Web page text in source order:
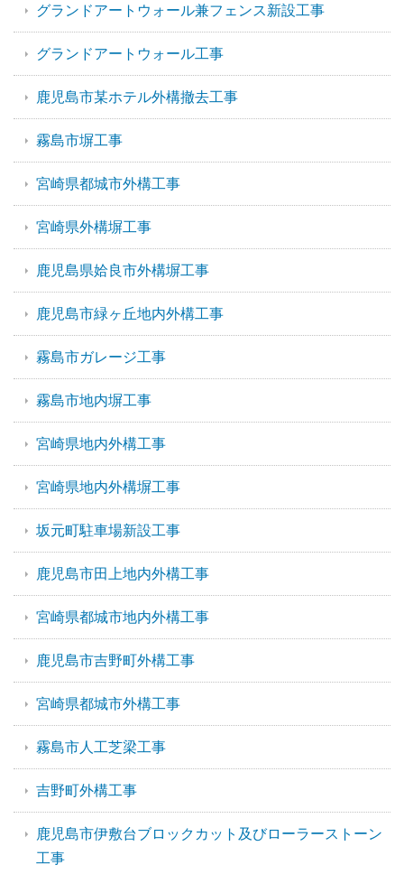
グランドアートウォール兼フェンス新設工事
グランドアートウォール工事
鹿児島市某ホテル外構撤去工事
霧島市塀工事
宮崎県都城市外構工事
宮崎県外構塀工事
鹿児島県姶良市外構塀工事
鹿児島市緑ヶ丘地内外構工事
霧島市ガレージ工事
霧島市地内塀工事
宮崎県地内外構工事
宮崎県地内外構塀工事
坂元町駐車場新設工事
鹿児島市田上地内外構工事
宮崎県都城市地内外構工事
鹿児島市吉野町外構工事
宮崎県都城市外構工事
霧島市人工芝梁工事
吉野町外構工事
鹿児島市伊敷台ブロックカット及びローラーストーン
工事